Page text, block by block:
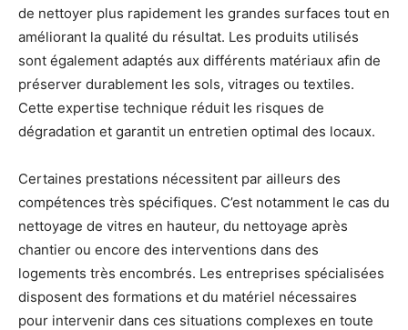
de nettoyer plus rapidement les grandes surfaces tout en
améliorant la qualité du résultat. Les produits utilisés
sont également adaptés aux différents matériaux afin de
préserver durablement les sols, vitrages ou textiles.
Cette expertise technique réduit les risques de
dégradation et garantit un entretien optimal des locaux.
Certaines prestations nécessitent par ailleurs des
compétences très spécifiques. C’est notamment le cas du
nettoyage de vitres en hauteur, du nettoyage après
chantier ou encore des interventions dans des
logements très encombrés. Les entreprises spécialisées
disposent des formations et du matériel nécessaires
pour intervenir dans ces situations complexes en toute